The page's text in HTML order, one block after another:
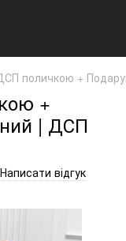
поличкою +
+
| ДСП
Написати відгук